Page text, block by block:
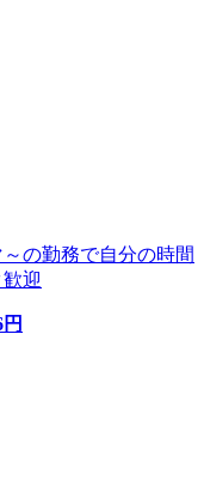
の勤務で自分の時間
迎
円